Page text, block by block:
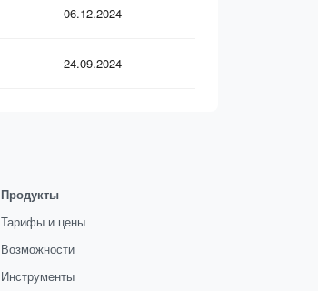
06.12.2024
24.09.2024
Продукты
Тарифы и цены
Возможности
Инструменты